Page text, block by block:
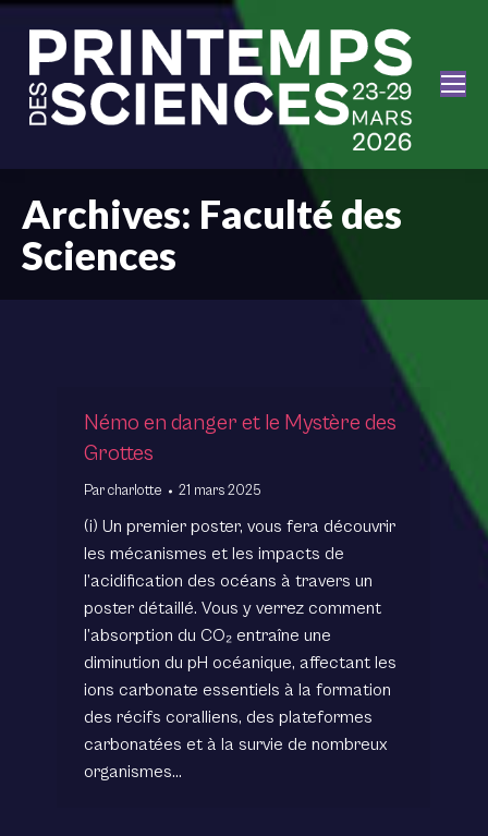
Archives: Faculté des
Sciences
Némo en danger et le Mystère des
Grottes
Par charlotte 21 mars 2025
(i) Un premier poster, vous fera découvrir
les mécanismes et les impacts de
l’acidification des océans à travers un
poster détaillé. Vous y verrez comment
l’absorption du CO₂ entraîne une
diminution du pH océanique, affectant les
ions carbonate essentiels à la formation
des récifs coralliens, des plateformes
carbonatées et à la survie de nombreux
organismes…